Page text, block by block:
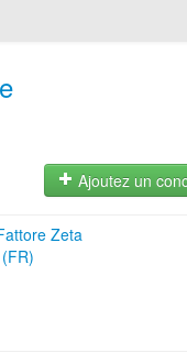
Ajoutez un
Zeta